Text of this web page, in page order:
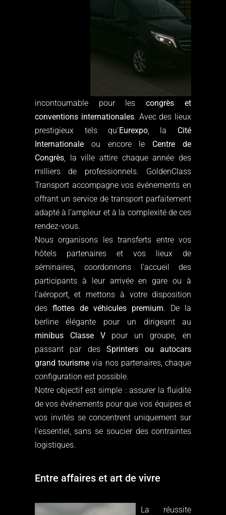
incontournable pour lescongrès et
conventions internationales. Avec des lieux
prestigieux tels qu’Eurexpo, la Cité
Internationaleou encore le Centre de
Congrès, la ville attire chaque année des
milliers de professionnels. GoldenClass
Transport accompagne vos événements en
offrant un service de transport parfaitement
adapté à l’ampleur et à la complexité de ces
rendez-vous.
Nous organisons les transferts entre vos
hôtels partenaires et vos lieux de
séminaires, coordonnons l’accueil des
participants à leur arrivée en gare ou à
l’aéroport, et mettons à votre disposition
des flottes de véhicules premium. De la
berline élégante pour un dirigeant au
minibus Classe Vpour un groupe, en
passant par desSprinters ou autocars
grand tourisme via nos partenaires, chaque
configuration est possible.
Notre objectif est simple : assurer la fluidité
de vos événements pour que vos équipes et
vos invités se concentrent uniquement sur
l’essentiel, sans se soucier des contraintes
logistiques.
Entre affaires et art de vivre
La réussite